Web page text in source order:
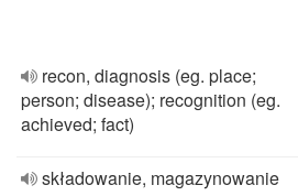
recon, diagnosis (eg. place;
person; disease); recognition (eg.
achieved; fact)
składowanie, magazynowanie